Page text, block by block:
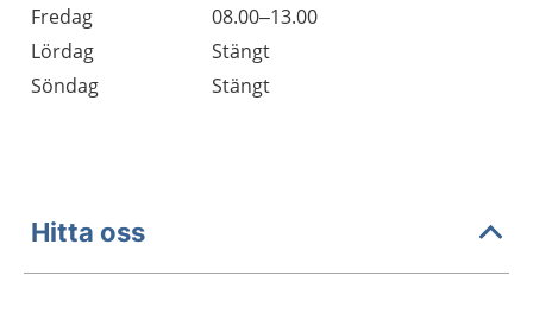
Fredag
08.00–13.00
Lördag
Stängt
Söndag
Stängt
Hitta oss